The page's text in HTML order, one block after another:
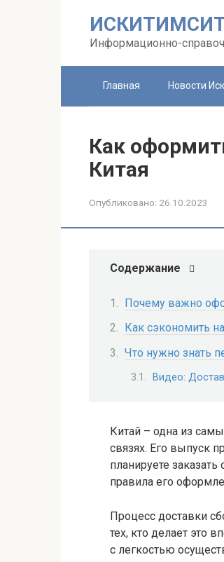
Информационно-
Главная Новости
Как
Китая
Опубликовано: 26.10.2023
Содержание
Почему важно
Как сэкономить
Что нужно знать
Видео:
Китай – одна из
связях. Его выпуск
планируете
правила его
Процесс доставки
тех, кто делает это
с легкостью